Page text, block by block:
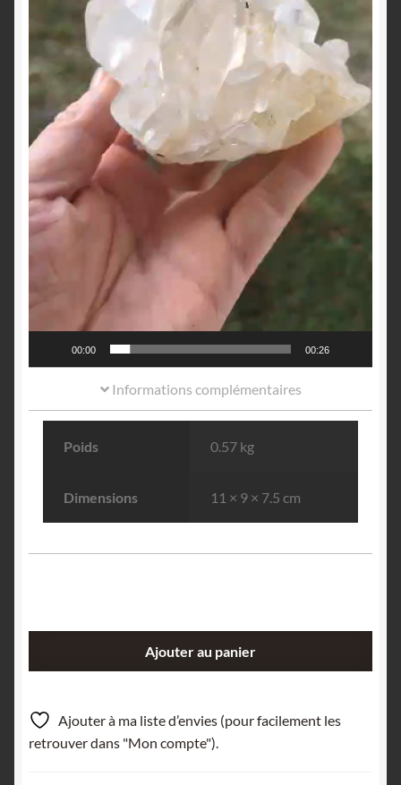
00:00 00:26
Informations complémentaires
Poids 0.57 kg
Dimensions 11 × 9 × 7.5 cm
de
roche
(Quartz),
Ajouter au panier
Ajouter à ma liste d’envies (pour facilement les
retrouver dans "Mon compte").